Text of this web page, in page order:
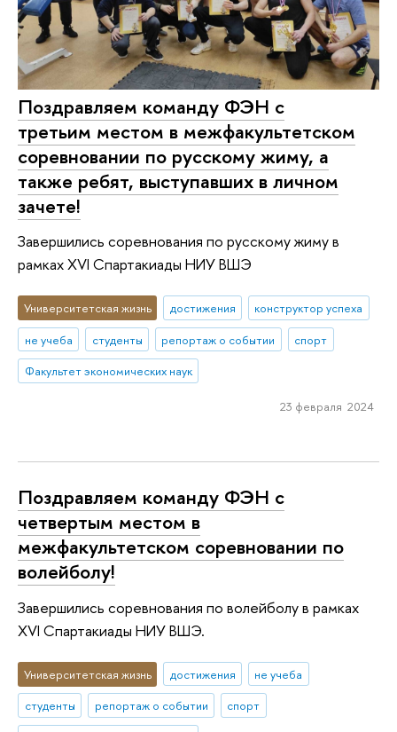
Поздравляем команду ФЭН с
третьим местом в межфакультетском
соревновании по русскому жиму, а
также ребят, выступавших в личном
зачете!
Завершились соревнования по русскому жиму в
рамках XVI Спартакиады НИУ ВШЭ
Университетская жизнь достижения
конструктор успеха
не учеба
студенты репортаж о событии
спорт
Факультет экономических наук
23 февраля 2024
Поздравляем команду ФЭН с
четвертым местом в
межфакультетском соревновании по
волейболу!
Завершились соревнования по волейболу в рамках
XVI Спартакиады НИУ ВШЭ.
Университетская жизнь достижения
не учеба
студенты
репортаж о событии
спорт